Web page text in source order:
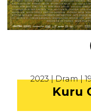
2023 | Dram |
Kuru